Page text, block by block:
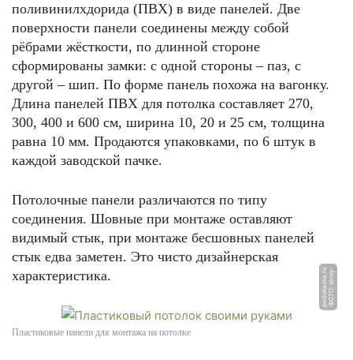
поливинилхдорида (ПВХ) в виде панелей. Две
поверхности панели соединены между собой
рёбрами жёсткости, по длинной стороне
сформированы замки: с одной стороны – паз, с
другой – шип. По форме панель похожа на вагонку.
Длина панелей ПВХ для потолка составляет 270,
300, 400 и 600 см, ширина 10, 20 и 25 см, толщина
равна 10 мм. Продаются упаковками, по 6 штук в
каждой заводской пачке.
Потолочные панели различаются по типу
соединения. Шовные при монтаже оставляют
видимый стык, при монтаже бесшовных панелей
стык едва заметен. Это чисто дизайнерская
характеристика.
Ф
О
Т
О:
s
t
r
o
y
-
p
o
d
s
k
a
z
k
a.
r
u
Пластиковые панели для монтажа на потолке